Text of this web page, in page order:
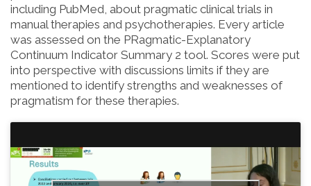
including PubMed, about pragmatic clinical trials in
manual therapies and psychotherapies. Every article
was assessed on the PRagmatic-Explanatory
Continuum Indicator Summary 2 tool. Scores were put
into perspective with discussions limits if they are
mentioned to identify strengths and weaknesses of
pragmatism for these therapies.